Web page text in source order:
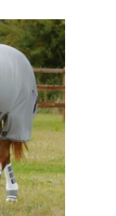
Sellel
tootel
on
mitu
varianti.
Valikuid
saab
teha